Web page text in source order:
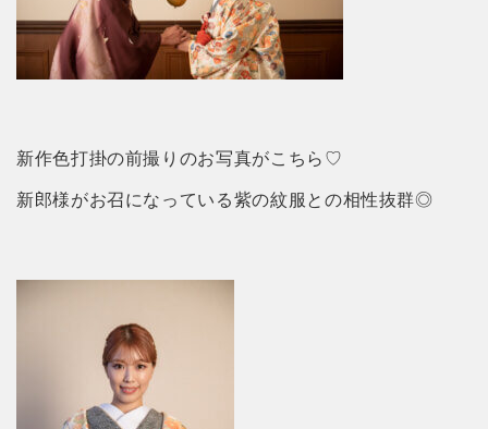
新作色打掛の前撮りのお写真がこちら♡
新郎様がお召になっている紫の紋服との相性抜群◎